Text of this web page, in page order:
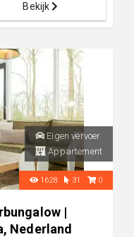
Bekijk
Eigen vervoer
Appartement
1628 31 0
|
Nederland